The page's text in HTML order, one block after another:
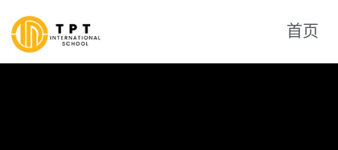
首页